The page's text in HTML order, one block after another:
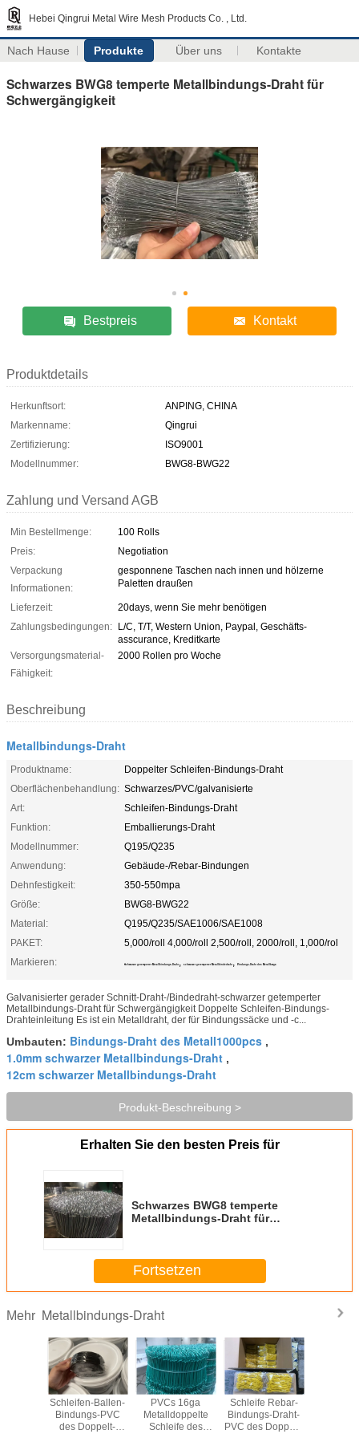
Hebei Qingrui Metal Wire Mesh Products Co. , Ltd.
Nach Hause Produkte Über uns Kontakte
Schwarzes BWG8 temperte Metallbindungs-Draht für
Schwergängigkeit
Bestpreis Kontakt
Produktdetails
Herkunftsort:
ANPING, CHINA
Markenname:
Qingrui
Zertifizierung:
ISO9001
Modellnummer:
BWG8-BWG22
Zahlung und Versand AGB
Min Bestellmenge:
100 Rolls
Preis:
Negotiation
Verpackung
Informationen:
gesponnene Taschen nach innen und hölzerne
Paletten draußen
Lieferzeit:
20days, wenn Sie mehr benötigen
Zahlungsbedingungen: L/C, T/T, Western Union, Paypal, Geschäfts-
asscurance, Kreditkarte
Versorgungsmaterial-
Fähigkeit:
2000 Rollen pro Woche
Beschreibung
Metallbindungs-Draht
Produktname:
Doppelter Schleifen-Bindungs-Draht
Oberflächenbehandlung: Schwarzes/PVC/galvanisierte
Art:
Schleifen-Bindungs-Draht
Funktion:
Emballierungs-Draht
Modellnummer:
Q195/Q235
Anwendung:
Gebäude-/Rebar-Bindungen
Dehnfestigkeit:
350-550mpa
Größe:
BWG8-BWG22
Material:
Q195/Q235/SAE1006/SAE1008
PAKET:
5,000/roll 4,000/roll 2,500/roll, 2000/roll, 1,000/rol
Markieren:
Schwarzer getemperter Metallbindungs-Draht , schwarzer getemperter Metallbindedraht , Bindungs-Draht des Metallbwg8
Galvanisierter gerader Schnitt-Draht-/Bindedraht-schwarzer getemperter
Metallbindungs-Draht für Schwergängigkeit Doppelte Schleifen-Bindungs-
Drahteinleitung Es ist ein Metalldraht, der für Bindungssäcke und -c...
Umbauten: Bindungs-Draht des Metall1000pcs ,
1.0mm schwarzer Metallbindungs-Draht ,
12cm schwarzer Metallbindungs-Draht
Produkt-Beschreibung >
Erhalten Sie den besten Preis für
Schwarzes BWG8 temperte
Metallbindungs-Draht für
Fortsetzen
Mehr Metallbindungs-Draht
Schleifen-Ballen-
Bindungs-PVC
des Doppelt-
PVCs 16ga
Metalldoppelte
Schleife des
Schleife Rebar-
Bindungs-Draht-
PVC des Doppelt-